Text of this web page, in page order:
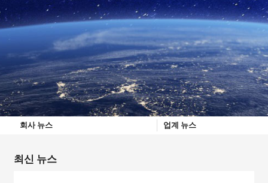
회사 뉴스 업계 뉴스
최신 뉴스